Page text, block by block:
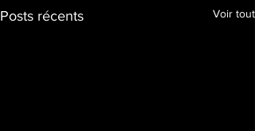
Posts récents Voir tout